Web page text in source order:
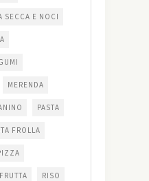
SECCA E NOCI
MERENDA
PASTA
FROLLA
RISO